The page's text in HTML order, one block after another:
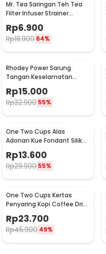
Mr. Tea Saringan Teh Tea
Filter Infuser Strainer
Chilling Man Silicon - MR03
Rp6.900
Rp18.900 64%
Rhodey Power Sarung
Tangan Keselamatan
Tahan Goresan Pisau -
EN388
Rp15.000
Rp32.900 55%
One Two Cups Alas
Adonan Kue Fondant Silikon
Baking Mat Anti Slip -
JJ3873
Rp13.600
Rp29.900 55%
One Two Cups Kertas
Penyaring Kopi Coffee Drip
Bag Paper Filter 50PCS -
T111
Rp23.700
Rp45.900 49%